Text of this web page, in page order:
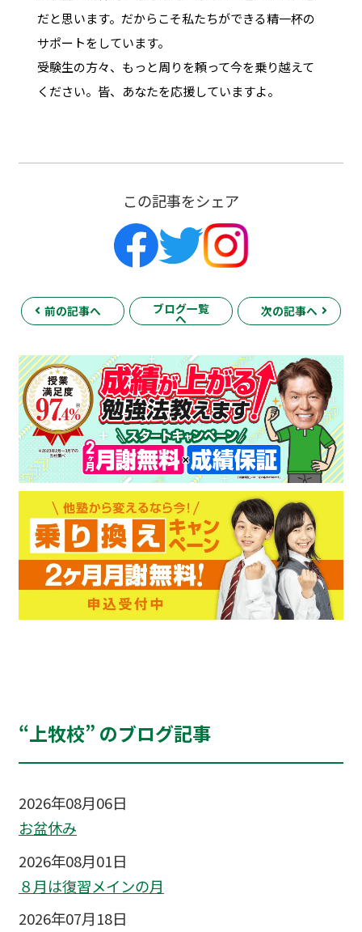
だと思います。だからこそ私たちができる精一杯の
サポートをしています。
受験生の方々、もっと周りを頼って今を乗り越えて
ください。皆、あなたを応援していますよ。
この記事をシェア
前の記事へ ブログ一覧
へ
次の記事へ
“上牧校” のブログ記事
2026年08月06日
お盆休み
2026年08月01日
８月は復習メインの月
2026年07月18日